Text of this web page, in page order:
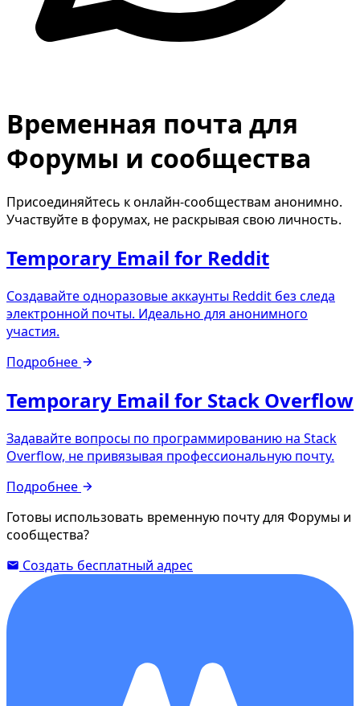
Временная почта для
Форумы и сообщества
Присоединяйтесь к онлайн-сообществам анонимно.
Участвуйте в форумах, не раскрывая свою личность.
Temporary Email for Reddit
Создавайте одноразовые аккаунты Reddit без следа
электронной почты. Идеально для анонимного
участия.
Подробнее
Temporary Email for Stack Overflow
Задавайте вопросы по программированию на Stack
Overflow, не привязывая профессиональную почту.
Подробнее
Готовы использовать временную почту для Форумы и
сообщества?
Создать бесплатный адрес